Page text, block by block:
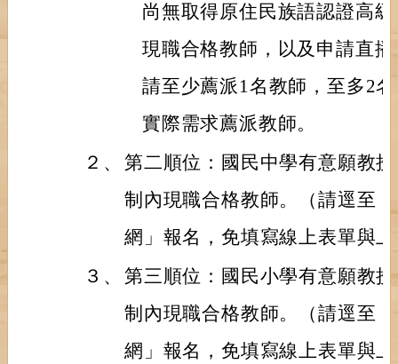
尚無取得原住民族語認證高
現職合格教師，以及申請直
請至少薦派1名教師，至多2
實際需求薦派教師。
２、 第二順位：國民中學有意願教
制內現職合格教師。（請逕至
網」報名，免填寫線上表單與
３、 第三順位：國民小學有意願教
制內現職合格教師。（請逕至
網」報名，免填寫線上表單與